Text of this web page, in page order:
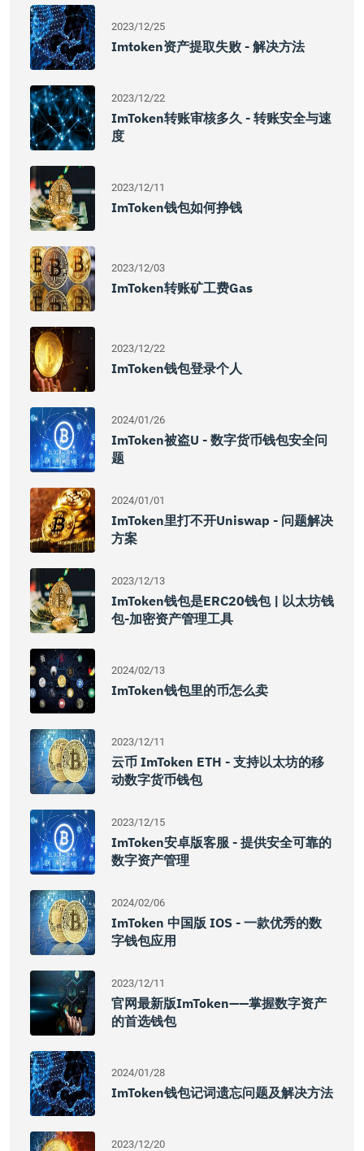
2023/12/25
Imtoken资产提取失败 - 解决方法
2023/12/22
ImToken转账审核多久 - 转账安全与速
度
2023/12/11
ImToken钱包如何挣钱
2023/12/03
ImToken转账矿工费gas
2023/12/22
ImToken钱包登录个人
2024/01/26
ImToken被盗u - 数字货币钱包安全问
题
2024/01/01
ImToken里打不开Uniswap - 问题解决
方案
2023/12/13
ImToken钱包是ERC20钱包 | 以太坊钱
包-加密资产管理工具
2024/02/13
ImToken钱包里的币怎么卖
2023/12/11
云币 ImToken ETH - 支持以太坊的移
动数字货币钱包
2023/12/15
ImToken安卓版客服 - 提供安全可靠的
数字资产管理
2024/02/06
ImToken 中国版 IOS - 一款优秀的数
字钱包应用
2023/12/11
官网最新版imToken——掌握数字资产
的首选钱包
2024/01/28
ImToken钱包记词遗忘问题及解决方法
2023/12/20